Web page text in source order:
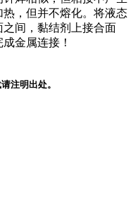
，但并不熔化。将液态
间，黏结剂上接合面
金属连接！
注明出处。